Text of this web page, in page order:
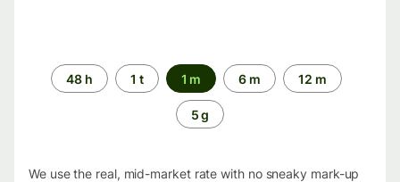
Time
period
48 h 1 t 1 m 6 m 12 m
5 g
We use the real, mid-market rate with no sneaky mark-up